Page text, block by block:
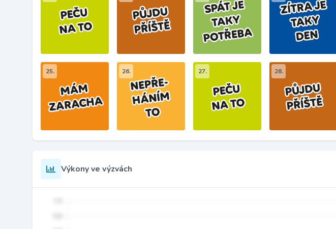
25. 26. 27. 28.
Výkony ve výzvách